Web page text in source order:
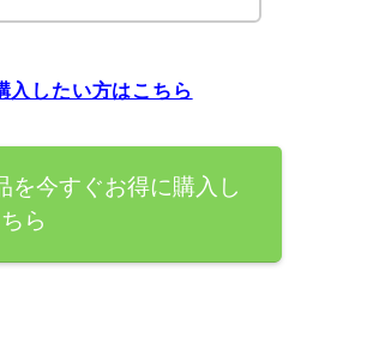
入したい方はこちら
を今すぐお得に購入し
ら